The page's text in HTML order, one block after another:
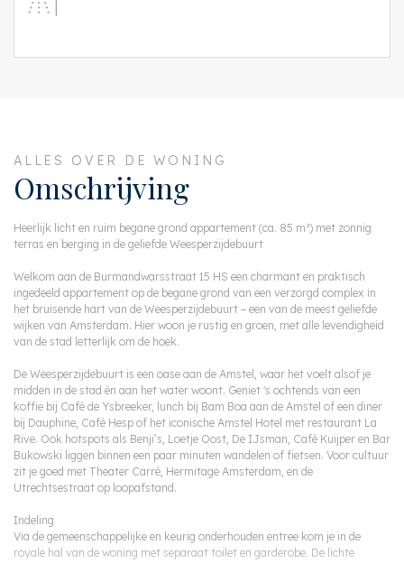
ALLES OVER DE WONING
Omschrijving
Heerlijk licht en ruim begane grond appartement (ca. 85 m²) met zonnig
terras en berging in de geliefde Weesperzijdebuurt
Welkom aan de Burmandwarsstraat 15 HS een charmant en praktisch
ingedeeld appartement op de begane grond van een verzorgd complex in
het bruisende hart van de Weesperzijdebuurt – een van de meest geliefde
wijken van Amsterdam. Hier woon je rustig en groen, met alle levendigheid
van de stad letterlijk om de hoek.
De Weesperzijdebuurt is een oase aan de Amstel, waar het voelt alsof je
midden in de stad én aan het water woont. Geniet 's ochtends van een
koffie bij Café de Ysbreeker, lunch bij Bam Boa aan de Amstel of een diner
bij Dauphine, Café Hesp of het iconische Amstel Hotel met restaurant La
Rive. Ook hotspots als Benji’s, Loetje Oost, De IJsman, Café Kuijper en Bar
Bukowski liggen binnen een paar minuten wandelen of fietsen. Voor cultuur
zit je goed met Theater Carré, Hermitage Amsterdam, en de
Utrechtsestraat op loopafstand.
Indeling
Via de gemeenschappelijke en keurig onderhouden entree kom je in de
royale hal van de woning met separaat toilet en garderobe. De lichte